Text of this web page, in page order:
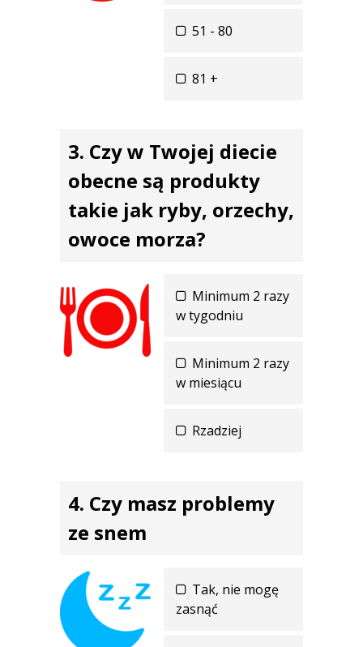
51 - 80
81 +
Czy w Twojej diecie
obecne są produkty
takie jak ryby, orzechy,
owoce morza?
Minimum 2 razy
w tygodniu
Minimum 2 razy
w miesiącu
Rzadziej
Czy masz problemy
ze snem
Tak, nie mogę
zasnąć